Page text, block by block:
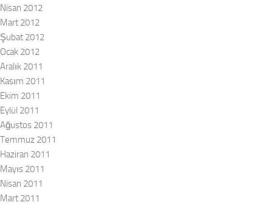
Nisan 2012
Mart 2012
Şubat 2012
Ocak 2012
Aralık 2011
Kasım 2011
Ekim 2011
Eylül 2011
Ağustos 2011
Temmuz 2011
Haziran 2011
Mayıs 2011
Nisan 2011
Mart 2011